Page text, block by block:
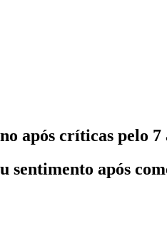
após críticas pelo 7
após